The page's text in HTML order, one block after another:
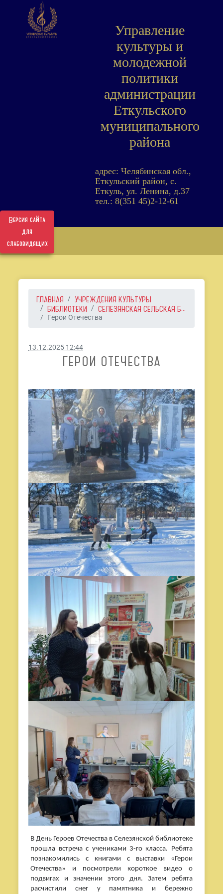
Версия сайта
для
слабовидящих
Управление
культуры и
молодежной
политики
администрации
Еткульского
муниципального
района
адрес: Челябинская обл.,
Еткульский район, с.
Еткуль, ул. Ленина, д.37
тел.: 8(351 45)2-12-61
ГЛАВНАЯ
УЧРЕЖДЕНИЯ КУЛЬТУРЫ
БИБЛИОТЕКИ
СЕЛЕЗЯНСКАЯ СЕЛЬСКАЯ Б...
Герои Отечества
13.12.2025 12:44
ГЕРОИ ОТЕЧЕСТВА
В День Героев Отечества в Селезянской библиотеке
прошла встреча с учениками 3-го класса. Ребята
познакомились с книгами с выставки «Герои
Отечества» и посмотрели короткое видео о
подвигах и значении этого дня. Затем ребята
расчистили снег у памятника и бережно